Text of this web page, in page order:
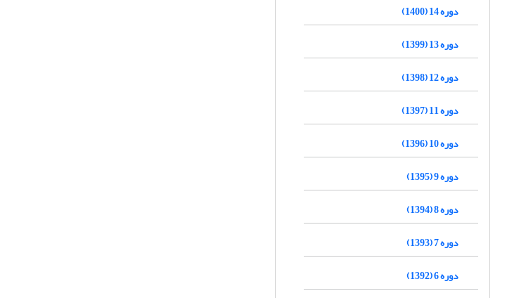
دوره 14 (1400)
دوره 13 (1399)
دوره 12 (1398)
دوره 11 (1397)
دوره 10 (1396)
دوره 9 (1395)
دوره 8 (1394)
دوره 7 (1393)
دوره 6 (1392)